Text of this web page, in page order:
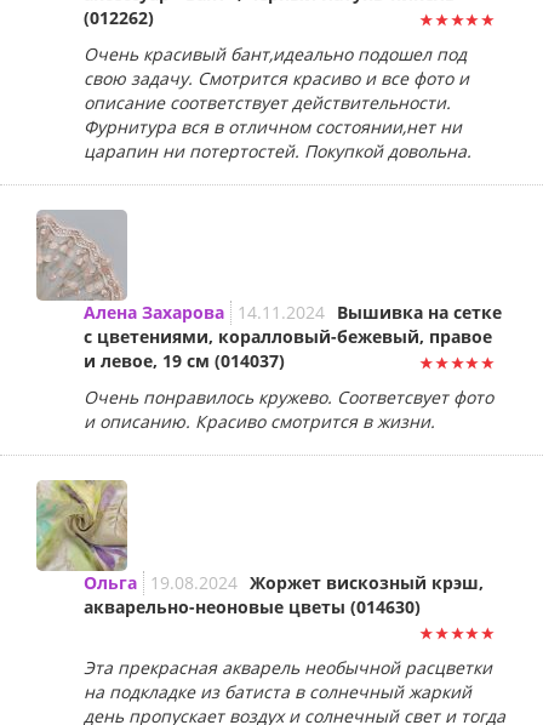
(012262)
Очень красивый бант,идеально подошел под
свою задачу. Смотрится красиво и все фото и
описание соответствует действительности.
Фурнитура вся в отличном состоянии,нет ни
царапин ни потертостей. Покупкой довольна.
Алена Захарова 14.11.2024 Вышивка на сетке
с цветениями, коралловый-бежевый, правое
и левое, 19 см (014037)
Очень понравилось кружево. Соответсвует фото
и описанию. Красиво смотрится в жизни.
Ольга 19.08.2024 Жоржет вискозный крэш,
акварельно-неоновые цветы (014630)
Эта прекрасная акварель необычной расцветки
на подкладке из батиста в солнечный жаркий
день пропускает воздух и солнечный свет и тогда